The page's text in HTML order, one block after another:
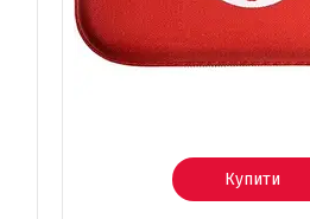
Купити